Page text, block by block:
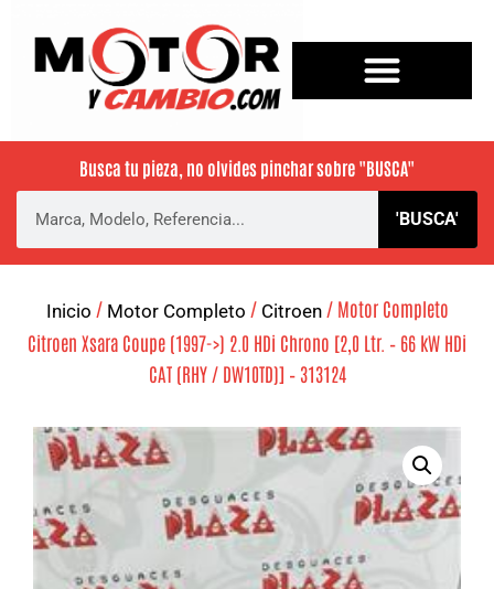
Busca tu pieza, no olvides pinchar sobre "BUSCA"
'BUSCA'
Inicio / Motor Completo / Citroen/ Motor Completo
Citroen Xsara Coupe (1997->) 2.0 HDi Chrono [2,0 Ltr. – 66 kW HDi
CAT (RHY / DW10TD)] – 313124